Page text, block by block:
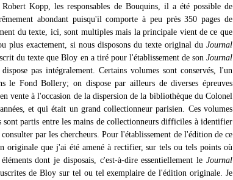
Kopp, les responsables de Bouquins, il a été possible de
abondant puisqu'il comporte à peu près 350 pages de
du texte, ici, sont multiples mais la principale vient de ce que
plus exactement, si nous disposons du texte original du Journal
du texte que Bloy en a tiré pour l'établissement de son Journal
pas intégralement. Certains volumes sont conservés, l'un
le Fond Bollery; on dispose par ailleurs de diverses épreuves
vente à l'occasion de la dispersion de la bibliothèque du Colonel
et qui était un grand collectionneur parisien. Ces volumes
sont partis entre les mains de collectionneurs difficiles à identifier
par les chercheurs. Pour l'établissement de l'édition de ce
originale que j'ai été amené à rectifier, sur tels ou tels points où
dont je disposais, c'est-à-dire essentiellement le Journal
de Bloy sur tel ou tel exemplaire de l'édition originale. Je